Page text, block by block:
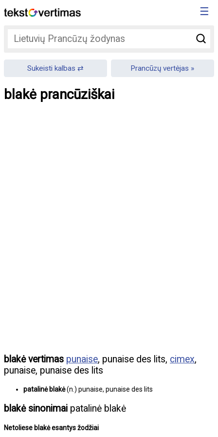
☰
Sukeisti kalbas Prancūzų vertėjas
blakė prancūziškai
blakė vertimas punaise, punaise des lits, cimex,
punaise, punaise des lits
patalinė blakė(n.) punaise, punaise des lits
blakė sinonimai patalinė blakė
Netoliese blakė esantys žodžiai